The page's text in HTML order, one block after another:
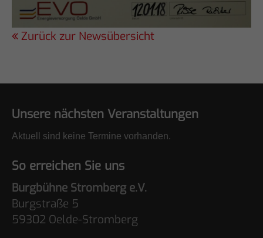
Zurück zur Newsübersicht
Unsere nächsten Veranstaltungen
Aktuell sind keine Termine vorhanden.
So erreichen Sie uns
Burgbühne Stromberg e.V.
Burgstraße 5
59302 Oelde-Stromberg